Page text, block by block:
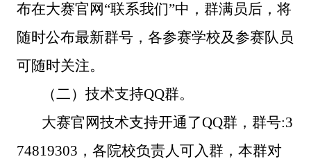
布在大赛官网“联系我们”中，群满员后，将
随时公布最新群号，各参赛学校及参赛队员
可随时关注。
（二）技术支持QQ群。
大赛官网技术支持开通了QQ群，群号:3
74819303，各院校负责人可入群，本群对